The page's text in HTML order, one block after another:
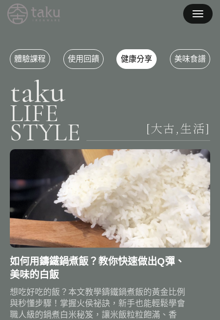
體驗課程 使用回饋 健康分享 美味食譜
taku
LIFE
STYLE [大古,生活]
如何用鑄鐵鍋煮飯？教你快速做出Q彈、
美味的白飯
想吃好吃的飯？本文教學鑄鐵鍋煮飯的黃金比例
與秒懂步驟！掌握火侯祕訣，新手也能輕鬆學會
職人級的鍋煮白米秘笈，讓米飯粒粒飽滿、香